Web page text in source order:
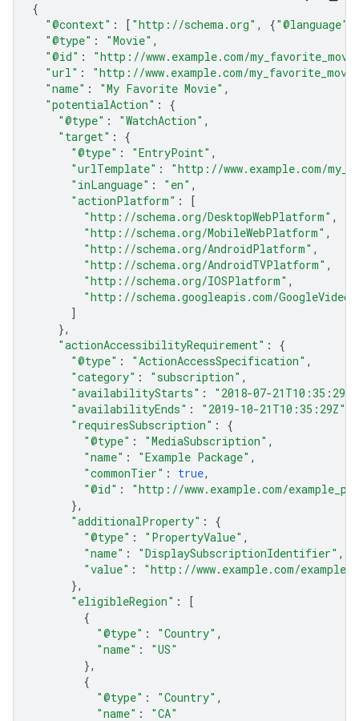
{
"@context" : [ "http://schema.org" , {"@language"
"@type" : "Movie" ,
"@id" :
"http://www.example.com/
"url" :
"http://www.example.com/
"name" : "My Favorite Movie" ,
"potentialAction" :
{
"@type" : "WatchAction" ,
"target" :
{
"@type" : "EntryPoint" ,
"urlTemplate" :
"http://www.example.com/
"inLanguage" : "en" ,
"actionPlatform" :
[
"http://schema.org/DesktopWebPlatform" ,
"http://schema.org/MobileWebPlatform" ,
"http://schema.org/AndroidPlatform" ,
"http://schema.org/AndroidTVPlatform" ,
"http://schema.org/IOSPlatform" ,
"http://schema.googleapis.com/
]
},
"actionAccessibilityRequirement" :
{
"@type" : "ActionAccessSpecification" ,
"category" : "subscription" ,
"availabilityStarts" :
"2018-07-21T10:35:29Z"
"availabilityEnds" : "2019-10-21T10:35:29Z"
"requiresSubscription" :
{
"@type" : "MediaSubscription" ,
"name" : "Example Package" ,
"commonTier" : true,
"@id" :
"http://www.example.com/
},
"additionalProperty" :
{
"@type" : "PropertyValue" ,
"name" : "DisplaySubscriptionIdentifier" ,
"value" :
"http://www.example.com/
},
"eligibleRegion" :
[
{
"@type" : "Country" ,
"name" :
"US"
},
{
"@type" : "Country" ,
"name" :
"CA"